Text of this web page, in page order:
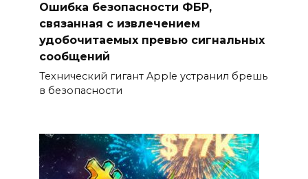
Ошибка безопасности ФБР,
связанная с извлечением
удобочитаемых превью сигнальных
сообщений
Технический гигант Apple устранил брешь
в безопасности